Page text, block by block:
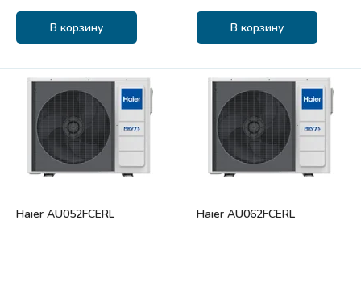
В корзину В корзину
Haier AU052FCERL Haier AU062FCERL